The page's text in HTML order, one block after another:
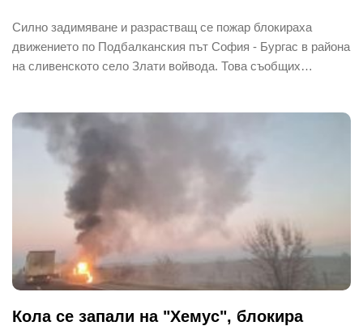
Силно задимяване и разрастващ се пожар блокираха
движението по Подбалканския път София - Бургас в района
на сливенското село Злати войвода. Това съобщих…
Кола се запали на "Хемус", блокира